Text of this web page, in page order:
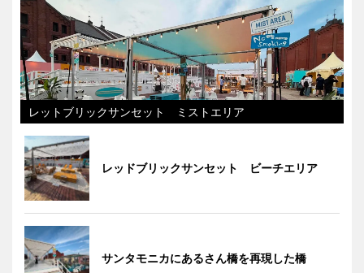
レットブリックサンセット ミストエリア
レッドブリックサンセット ビーチエリア
サンタモニカにあるさん橋を再現した橋